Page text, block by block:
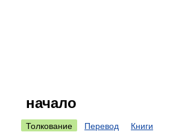
начало
Толкование Перевод Книги